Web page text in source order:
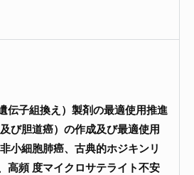
伝子組換え）製剤の最適使用推進
び胆道癌）の作成及び最適使用
小細胞肺癌、古典的ホジキンリ
高頻 度マイクロサテライト不安